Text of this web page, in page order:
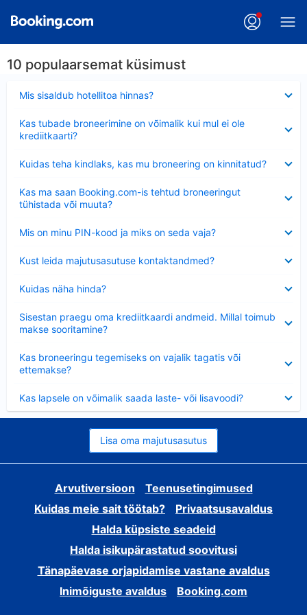
10 populaarsemat küsimust
Mis sisaldub hotellitoa hinnas?
Kas tubade broneerimine on võimalik kui mul ei ole
krediitkaarti?
Kuidas teha kindlaks, kas mu broneering on kinnitatud?
Kas ma saan Booking.com-is tehtud broneeringut
tühistada või muuta?
Mis on minu PIN-kood ja miks on seda vaja?
Kust leida majutusasutuse kontaktandmed?
Kuidas näha hinda?
Sisestan praegu oma krediitkaardi andmeid. Millal toimub
makse sooritamine?
Kas broneeringu tegemiseks on vajalik tagatis või
ettemakse?
Kas lapsele on võimalik saada laste- või lisavoodi?
Lisa oma majutusasutus
Arvutiversioon
Teenusetingimused
Kuidas meie sait töötab?
Privaatsusavaldus
Halda küpsiste seadeid
Halda isikupärastatud soovitusi
Tänapäevase orjapidamise vastane avaldus
Inimõiguste avaldus
Booking.com